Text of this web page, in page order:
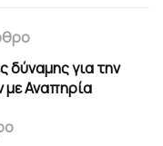
δύναμης για την
Αναπηρία